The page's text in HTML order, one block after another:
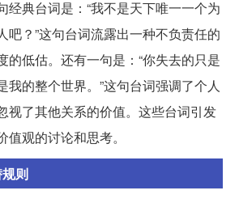
经典台词是：“我不是天下唯一一个为
吧？”这句台词流露出一种不负责任的
的低估。还有一句是：“你失去的只是
我的整个世界。”这句台词强调了个人
视了其他关系的价值。这些台词引发
观的讨论和思考。
则